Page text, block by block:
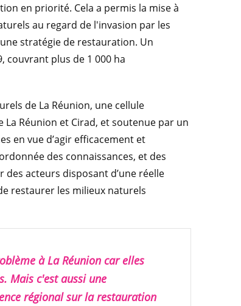
en priorité. Cela a permis la mise à
au regard de l'invasion par les
stratégie de restauration. Un
couvrant plus de 1 000 ha
de La Réunion, une cellule
Réunion et Cirad, et soutenue par un
en vue d’agir efficacement et
des connaissances, et des
acteurs disposant d’une réelle
restaurer les milieux naturels
à La Réunion car elles
Mais c'est aussi une
régional sur la restauration